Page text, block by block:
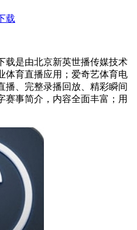
载
载是由北京新英世播传媒技术
体育直播应用；爱奇艺体育电
播、完整录播回放、精彩瞬间
赛事简介，内容全面丰富；用